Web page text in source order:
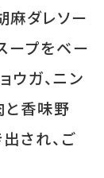
麻ダレソー
ープをベー
ウガ、ニン
と香味野
され、ご